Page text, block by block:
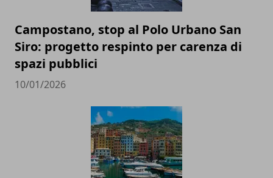
Campostano, stop al Polo Urbano San
Siro: progetto respinto per carenza di
spazi pubblici
10/01/2026